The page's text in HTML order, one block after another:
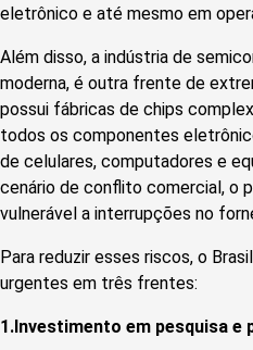
eletrônico e até mesmo em
Além disso, a indústria de
moderna, é outra frente de
possui fábricas de chips
todos os componentes
de celulares, computadores e
cenário de conflito comercial, o
vulnerável a interrupções no
Para reduzir esses riscos, o
urgentes em três frentes:
1.Investimento em pesquisa e